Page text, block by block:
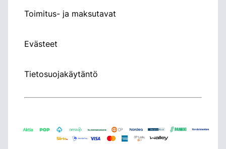
Toimitus- ja maksutavat
Evästeet
Tietosuojakäytäntö